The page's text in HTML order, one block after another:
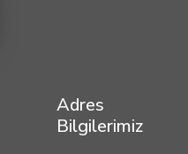
Adres
Bilgilerimiz